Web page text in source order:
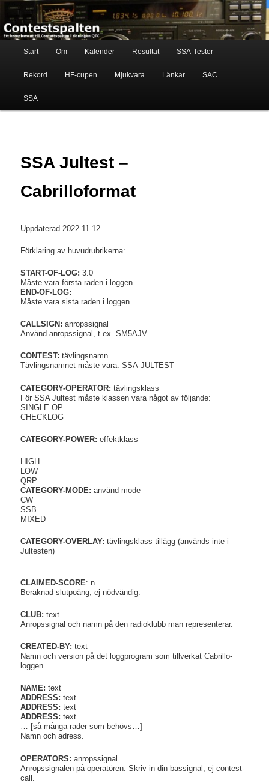
Skip
primary
content
Contestspalten
Ett komplement till contestspalten i tidningen QTC
Start Om Kalender Resultat SSA-Tester
Rekord HF-cupen Mjukvara Länkar SAC
SSA
SSA Jultest –
Cabrilloformat
Uppdaterad 2022-11-12
Förklaring av huvudrubrikerna:
START-OF-LOG: 3.0
Måste vara första raden i loggen.
END-OF-LOG:
Måste vara sista raden i loggen.
CALLSIGN:anropssignal
Använd anropssignal, t.ex. SM5AJV
CONTEST: tävlingsnamn
Tävlingsnamnet måste vara: SSA-JULTEST
CATEGORY-OPERATOR: tävlingsklass
För SSA Jultest måste klassen vara något av följande:
SINGLE-OP
CHECKLOG
CATEGORY-POWER: effektklass
HIGH
LOW
QRP
CATEGORY-MODE: använd mode
CW
SSB
MIXED
CATEGORY-OVERLAY: tävlingsklass tillägg (används inte i
Jultesten)
CLAIMED-SCORE: n
Beräknad slutpoäng, ej nödvändig.
CLUB: text
Anropssignal och namn på den radioklubb man representerar.
CREATED-BY: text
Namn och version på det loggprogram som tillverkat Cabrillo-
loggen.
NAME: text
ADDRESS: text
ADDRESS: text
ADDRESS: text
… [så många rader som behövs…]
Namn och adress.
OPERATORS: anropssignal
Anropssignalen på operatören. Skriv in din bassignal, ej contest-
call.